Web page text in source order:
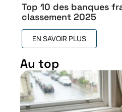
Top 10 des banques
classement 2025
EN SAVOIR PLUS
Au top